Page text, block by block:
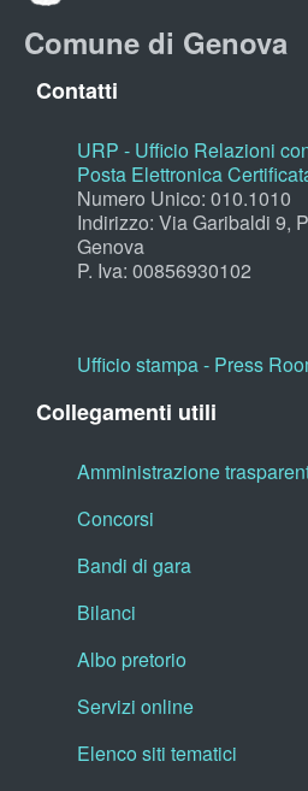
Comune di Genova
Contatti
URP - Ufficio Relazioni
Posta Elettronica
Numero Unico: 010.1010
Indirizzo: Via Garibaldi 9,
Genova
P. Iva: 00856930102
Ufficio stampa - Press
Collegamenti utili
Amministrazione
Concorsi
Bandi di gara
Bilanci
Albo pretorio
Servizi online
Elenco siti tematici